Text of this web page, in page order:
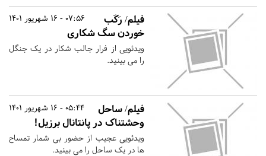
07:56 - 16 شهریور 1401
فیلم/ رَکَب
خوردن سگ شکاری
ویدئویی از فرار جالب شکار در یک جنگل
را می بینید.
05:44 - 16 شهریور 1401
فیلم/ ساحل
وحشتناک در پانتانال برزیل‌!
ویدئویی عجیب از حضور بی شمار تمساح
ها در یک ساحل را می بینید.